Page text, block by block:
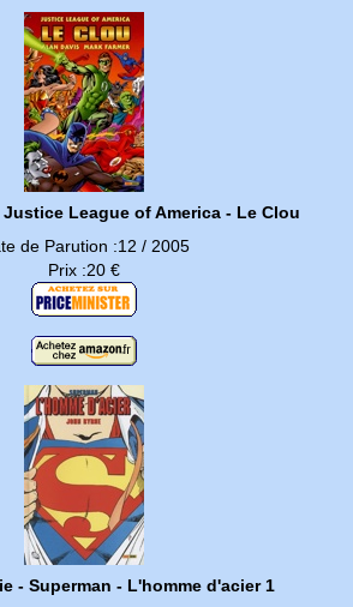
League of America - Le Clou
de Parution :12 / 2005
Prix :20 €
- Superman - L'homme d'acier 1